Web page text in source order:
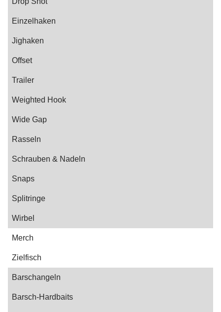
Einzelhaken
Jighaken
Offset
Trailer
Weighted Hook
Wide Gap
Rasseln
Schrauben & Nadeln
Snaps
Splitringe
Wirbel
Merch
Zielfisch
Barschangeln
Barsch-Hardbaits